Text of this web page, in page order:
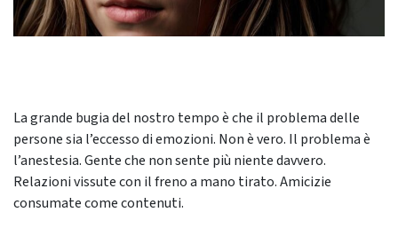
La grande bugia del nostro tempo è che il problema delle
persone sia l’eccesso di emozioni. Non è vero. Il problema è
l’anestesia. Gente che non sente più niente davvero.
Relazioni vissute con il freno a mano tirato. Amicizie
consumate come contenuti.